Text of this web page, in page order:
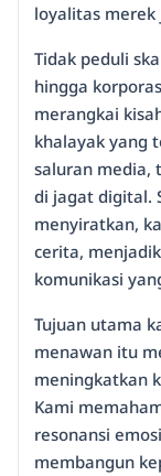
loyalitas merek
Tidak peduli
hingga
merangkai
khalayak yang
saluran media,
di jagat digital.
menyiratkan,
cerita,
komunikasi
Tujuan utama
menawan itu
meningkatkan
Kami
resonansi
membangun